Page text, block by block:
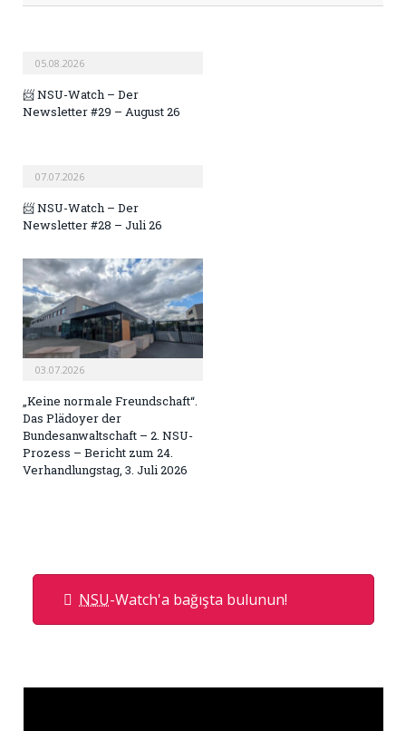
05.08.2026
📨 NSU-Watch – Der
Newsletter #29 – August 26
07.07.2026
📨 NSU-Watch – Der
Newsletter #28 – Juli 26
03.07.2026
„Keine normale Freundschaft“.
Das Plädoyer der
Bundesanwaltschaft – 2. NSU-
Prozess – Bericht zum 24.
Verhandlungstag, 3. Juli 2026
NSU-Watch'a bağışta bulunun!